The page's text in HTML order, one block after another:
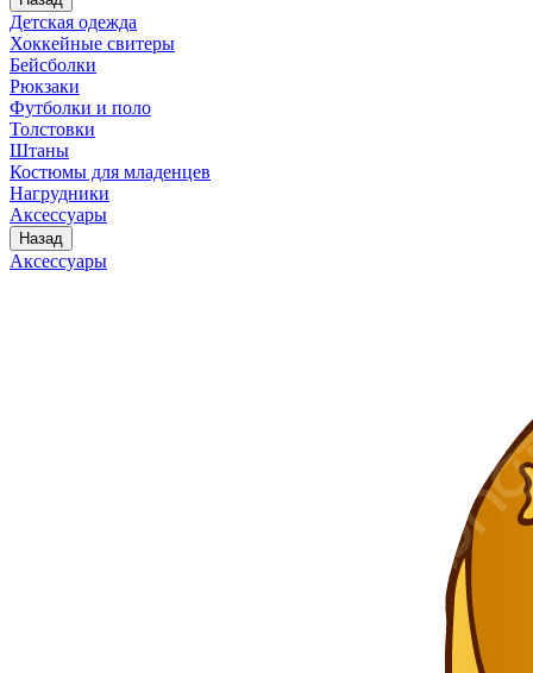
Детская одежда
Хоккейные свитеры
Бейсболки
Рюкзаки
Футболки и поло
Толстовки
Штаны
Костюмы для младенцев
Нагрудники
Аксессуары
Назад
Аксессуары